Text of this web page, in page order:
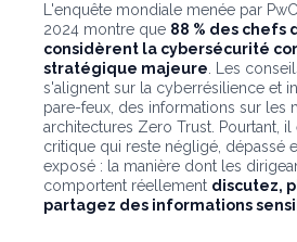
L'enquête mondiale menée par
2024 montre que 88 % des chefs
considèrent la cybersécurité
stratégique majeure . Les
s'alignent sur la cyberrésilience et
pare-feux, des informations sur les
architectures Zero Trust. Pourtant,
critique qui reste négligé, dépassé
exposé : la manière dont les
comportent réellement discutez,
partagez des informations